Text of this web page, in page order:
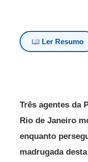
Ler Resumo
Três agentes da
Rio de Janeiro
enquanto
madrugada